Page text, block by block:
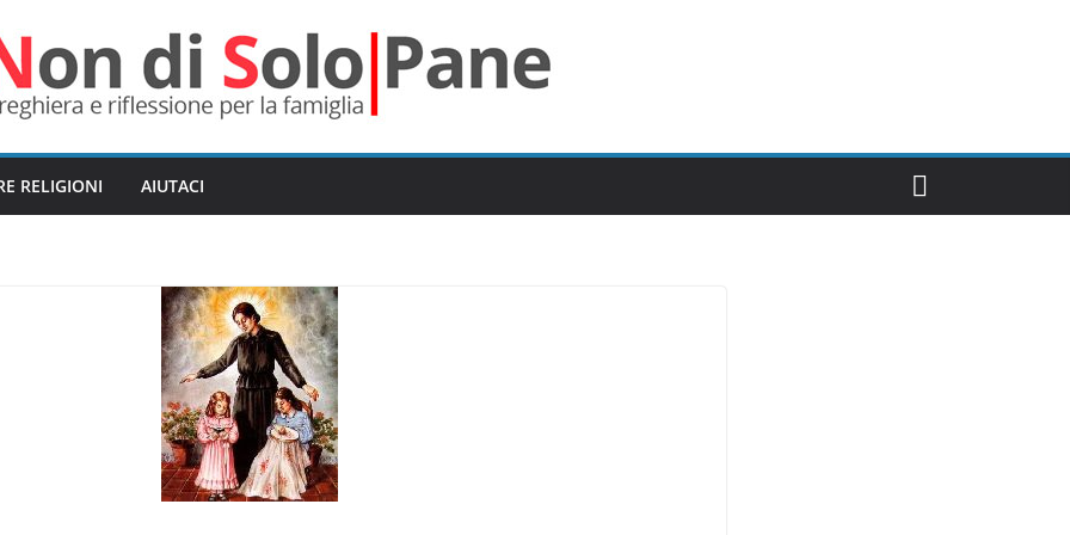
RELIGIONI AIUTACI